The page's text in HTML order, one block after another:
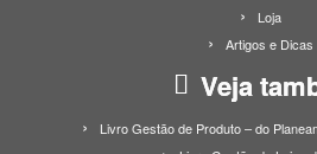
Loja
Artigos e Dicas
Veja
Livro Gestão de Produto – do